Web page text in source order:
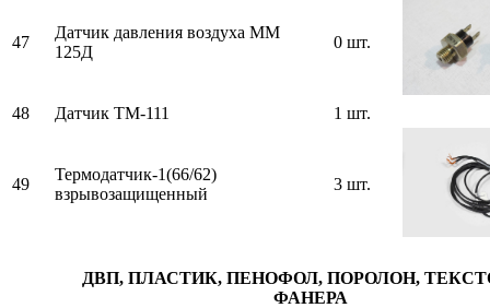
47
Датчик давления воздуха ММ
125Д
0 шт.
48 Датчик ТМ-111 1 шт.
49
Термодатчик-1(66/62)
взрывозащищенный
3 шт.
ДВП, ПЛАСТИК, ПЕНОФОЛ, ПОРОЛОН,
ФАНЕРА